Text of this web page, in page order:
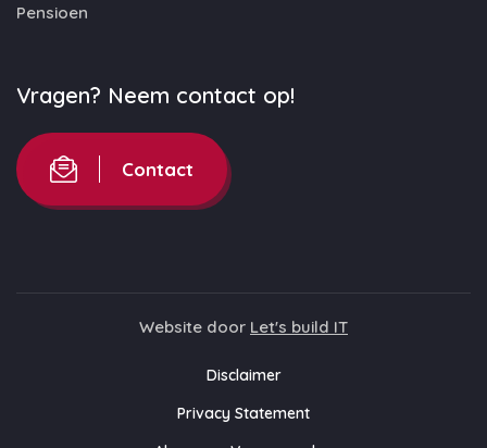
Pensioen
Vragen? Neem contact op!
Contact
Website door Let's build IT
Disclaimer
Privacy Statement